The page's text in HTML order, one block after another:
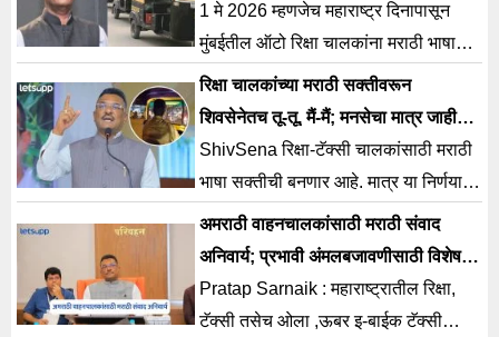
1 मे 2026 म्हणजेच महाराष्ट्र दिनापासून
मुंबईतील ऑटो रिक्षा चालकांना मराठी भाषा
अनिवार्य होणार होती.
रिक्षा चालकांच्या मराठी सक्तीवरून
शिवसेनेतच तू-तू, मैं-मैं; मनसेचा मात्र जाहीर
पाठिंबा…
ShivSena रिक्षा-टॅक्सी चालकांसाठी मराठी
भाषा सक्तीची बनणार आहे. मात्र या निर्णयाला
शिवसेनेचाच विरोध असल्याचं चित्र निर्माण
झालं आहे.
अमराठी वाहनचालकांसाठी मराठी संवाद
अनिवार्य; प्रभावी अंमलबजावणीसाठी विशेष
बैठक
Pratap Sarnaik : महाराष्ट्रातील रिक्षा,
टॅक्सी तसेच ओला ,ऊबर इ-बाईक टॅक्सी